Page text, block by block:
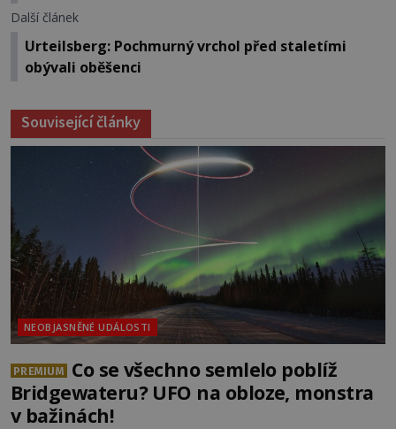
Další článek
Urteilsberg: Pochmurný vrchol před staletími
obývali oběšenci
Související články
NEOBJASNĚNÉ UDÁLOSTI
PREMIUM
Co se všechno semlelo poblíž
Bridgewateru? UFO na obloze, monstra
v bažinách!